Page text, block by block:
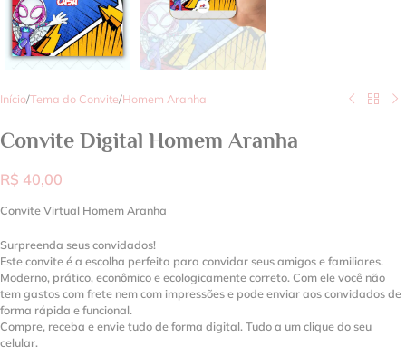
Início/Tema do Convite/Homem Aranha
Convite Digital Homem Aranha
R$ 40,00
Convite Virtual Homem Aranha
Surpreenda seus convidados!
Este convite é a escolha perfeita para convidar seus amigos e familiares.
Moderno, prático, econômico e ecologicamente correto. Com ele você não
tem gastos com frete nem com impressões e pode enviar aos convidados de
forma rápida e funcional.
Compre, receba e envie tudo de forma digital. Tudo a um clique do seu
celular.